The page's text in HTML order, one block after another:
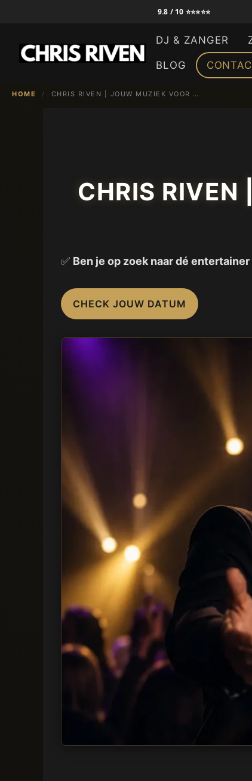
inhoud
9.8 / 10 ⭐⭐⭐⭐⭐
DJ & ZANGER
BLOG
HOME / CHRIS RIVEN | JOUW MUZIEK VOOR JOUW FEEST IN ROTTERDAM
CHRIS RIVEN
✅ Ben je op zoek naar dé
CHECK JOUW DATUM